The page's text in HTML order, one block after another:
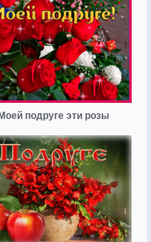
подруге эти розы